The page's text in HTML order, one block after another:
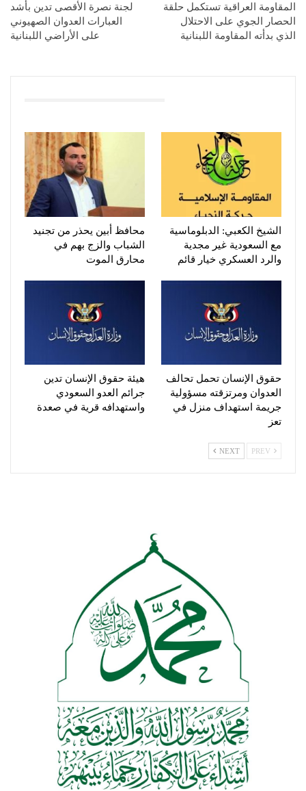
المقاومة العراقية تستكمل حلقة
الحصار الجوي على الاحتلال
الذي بدأته المقاومة اللبنانية
لجنة نصرة الأقصى تدين بأشد
العبارات العدوان الصهيوني
على الأراضي اللبنانية
الشيخ الكعبي: الدبلوماسية
مع السعودية غير مجدية
والرد العسكري خيار قائم
محافظ أبين يحذر من تجنيد
الشباب والزج بهم في
محارق الموت
حقوق الإنسان تحمل تحالف
العدوان ومرتزقته مسؤولية
جريمة استهداف منزل في
تعز
هيئة حقوق الإنسان تدين
جرائم العدو السعودي
واستهدافه قرية في صعدة
NEXT